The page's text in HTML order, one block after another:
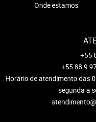
Onde estamos
+55
+55 88 9
Horário de atendimento das
segunda a